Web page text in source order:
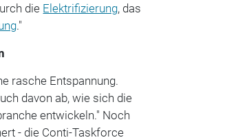
die Elektrifizierung, das
."
rasche Entspannung.
davon ab, wie sich die
entwickeln." Noch
- die Conti-Taskforce